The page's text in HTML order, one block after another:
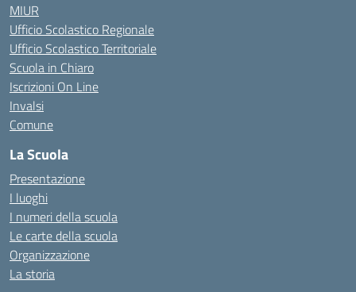
MIUR
Ufficio Scolastico Regionale
Ufficio Scolastico Territoriale
Scuola in Chiaro
Iscrizioni On Line
Invalsi
Comune
La Scuola
Presentazione
I luoghi
I numeri della scuola
Le carte della scuola
Organizzazione
La storia